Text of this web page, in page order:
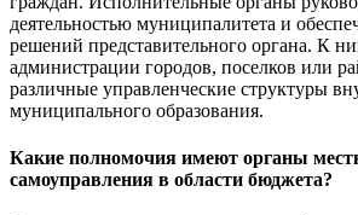
деятельностью муниципалитета и
решений представительного органа. К
администрации городов, поселков или
различные управленческие структуры
муниципального образования.
Какие полномочия имеют органы
самоуправления в области бюджета?